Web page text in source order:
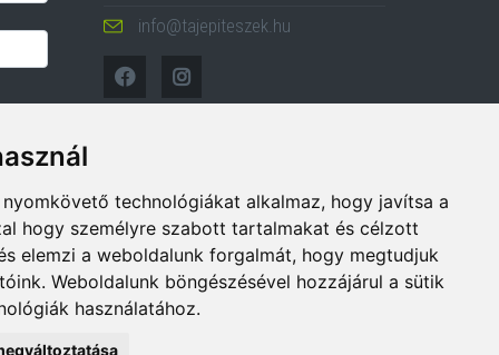
technológiákat alkalmaz, hogy javítsa a
hogy személyre szabott tartalmakat és célzott
elemzi a weboldalunk forgalmát, hogy megtudjuk
Weboldalunk böngészésével hozzájárul a sütik
használatához.
info@tajepiteszek.hu